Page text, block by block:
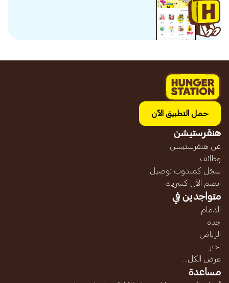
حمل التطبيق الآن
هنقرستيشن
عن هنقرستيشن
وظائف
سجّل كمندوب توصيل
انضم الآن كشريك
متواجدين في
الدمام
جده
الرياض
الخبر
عرض الكل...
مساعدة